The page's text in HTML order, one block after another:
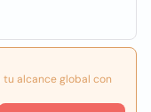
alcance global con